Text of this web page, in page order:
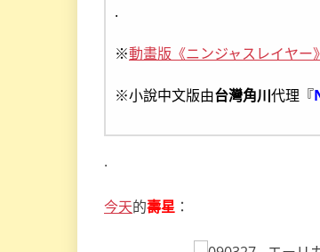
.
※動畫版《ニンジャスレイヤー
※小說中文版由台灣角川代理『
.
今天的壽星 ：